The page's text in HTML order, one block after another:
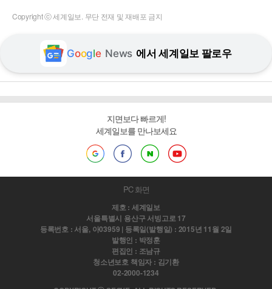
Copyright ⓒ 세계일보. 무단 전재 및 재배포 금지
Google News 에서 세계일보 팔로우
지면보다 빠르게!
세계일보를 만나보세요
PC 화면
제호 : 세계일보
서울특별시 용산구 서빙고로 17
등록번호 : 서울, 아03959 | 등록일(발행일) : 2015년 11월 2일
발행인 : 박정훈
편집인 : 조남규
청소년보호 책임자 : 김기환
02-2000-1234